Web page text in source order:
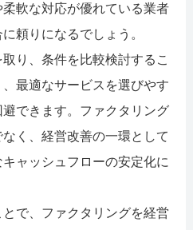
軟な対応が優れている業者
頼りになるでしょう。
り、条件を比較検討するこ
最適なサービスを選びやす
できます。ファクタリング
く、経営改善の一環として
ャッシュフローの安定化に
で、ファクタリングを経営